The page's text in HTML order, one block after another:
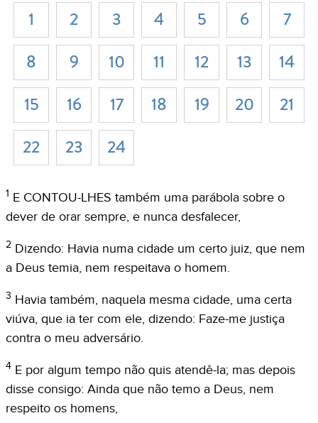
1 E CONTOU-LHES também uma parábola sobre o
dever de orar sempre, e nunca desfalecer,
2 Dizendo: Havia numa cidade um certo juiz, que nem
a Deus temia, nem respeitava o homem.
3 Havia também, naquela mesma cidade, uma certa
viúva, que ia ter com ele, dizendo: Faze-me justiça
contra o meu adversário.
4 E por algum tempo não quis atendê-la; mas depois
disse consigo: Ainda que não temo a Deus, nem
respeito os homens,
1 2 3 4 5 6
7
8
9 10 11 12 13
14
15
16 17 18 19 20
21
22
23 24